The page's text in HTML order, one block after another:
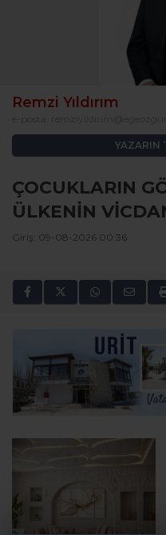
Remzi Yıldırım
YAZARIN
ÇOCUKLARIN
ÜLKENİN
Giriş: 09-08-2026 00:36